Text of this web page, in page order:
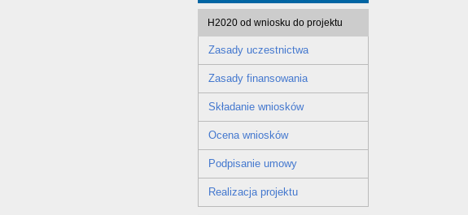
H2020 od wniosku do projektu
Zasady uczestnictwa
Zasady finansowania
Składanie wniosków
Ocena wniosków
Podpisanie umowy
Realizacja projektu